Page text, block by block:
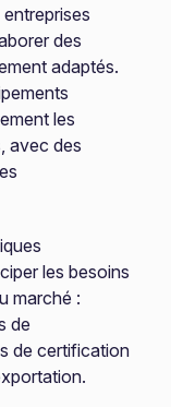
des
adaptés.
les
avec des
les besoins
marché :
de
de certification